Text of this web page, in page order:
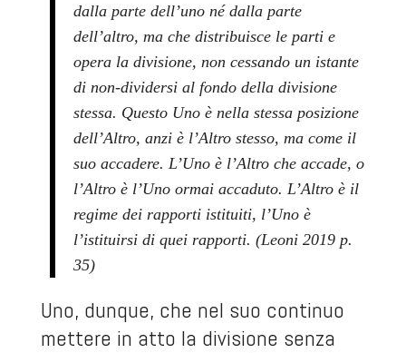
dalla parte dell’uno né dalla parte
dell’altro, ma che distribuisce le parti e
opera la divisione, non cessando un istante
di non-dividersi al fondo della divisione
stessa. Questo Uno è nella stessa posizione
dell’Altro, anzi è l’Altro stesso, ma come il
suo accadere. L’Uno è l’Altro che accade, o
l’Altro è l’Uno ormai accaduto. L’Altro è il
regime dei rapporti istituiti, l’Uno è
l’istituirsi di quei rapporti. (Leoni 2019 p.
35)
Uno, dunque, che nel suo continuo
mettere in atto la divisione senza